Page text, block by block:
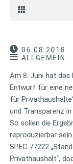
06.08.2018
ALLGEMEIN
Am 8. Juni hat
Entwurf für eine
für
und Transparenz
So sollen die
reproduzierbar
SPEC 77222
Privathaushalt“,